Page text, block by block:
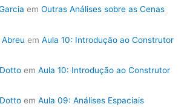
em Outras Análises sobre as Cenas
em Aula 10: Introdução ao Construtor
em Aula 10: Introdução ao Construtor
em Aula 09: Análises Espaciais